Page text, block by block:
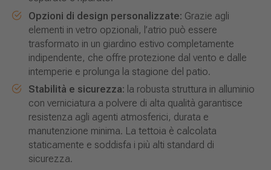
Opzioni di design personalizzate: Grazie agli
elementi in vetro opzionali, l’atrio può essere
trasformato in un giardino estivo completamente
indipendente, che offre protezione dal vento e dalle
intemperie e prolunga la stagione del patio.
Stabilità e sicurezza: la robusta struttura in alluminio
con verniciatura a polvere di alta qualità garantisce
resistenza agli agenti atmosferici, durata e
manutenzione minima. La tettoia è calcolata
staticamente e soddisfa i più alti standard di
sicurezza.